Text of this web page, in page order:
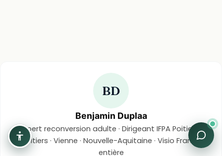
BD
Benjamin Duplaa
Expert reconversion adulte · Dirigeant IFPA Poitiers ·
Poitiers · Vienne · Nouvelle-Aquitaine · Visio France
entière